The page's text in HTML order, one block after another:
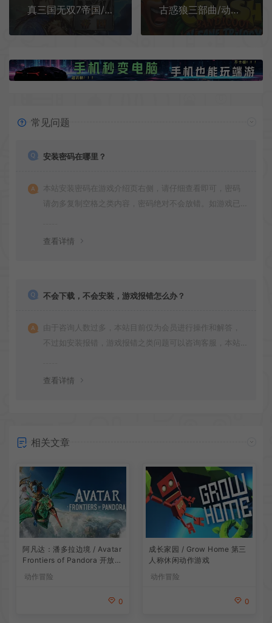
真三国无双7帝国/割草动作游戏 Shin Sangokumusou 7 Empires 下载
古惑狼三部曲/动作闯关游戏 Crash Bandicoot N Sane Trilogy 下载
常见问题
安装密码在哪里？
本站安装密码在游戏介绍页右侧，请仔细查看即可，密码
请勿多复制空格之类内容，密码绝对不会放错。如游戏已
查看详情
不会下载，不会安装，游戏报错怎么办？
由于咨询人数过多，本站目前仅为会员进行操作和解答，
不过如安装报错，游戏报错之类问题可以咨询客服，本站
查看详情
相关文章
阿凡达：潘多拉边境 / Avatar
Frontiers of Pandora 开放世
动作冒险
0
成长家园 / Grow Home 第三
人称休闲动作游戏
动作冒险
0